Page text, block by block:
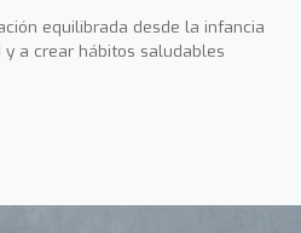
equilibrada desde la infancia
a crear hábitos saludables